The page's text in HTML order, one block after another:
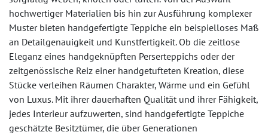
hochwertiger Materialien bis hin zur Ausführung komplexer
Muster bieten handgefertigte Teppiche ein beispielloses Maß
an Detailgenauigkeit und Kunstfertigkeit. Ob die zeitlose
Eleganz eines handgeknüpften Perserteppichs oder der
zeitgenössische Reiz einer handgetufteten Kreation, diese
Stücke verleihen Räumen Charakter, Wärme und ein Gefühl
von Luxus. Mit ihrer dauerhaften Qualität und ihrer Fähigkeit,
jedes Interieur aufzuwerten, sind handgefertigte Teppiche
geschätzte Besitztümer, die über Generationen